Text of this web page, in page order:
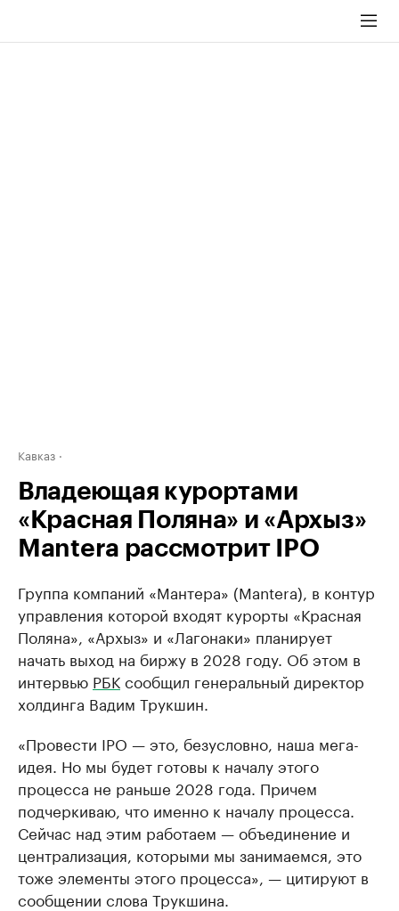
Кавказ
Владеющая курортами
«Красная Поляна» и «Архыз»
Mantera рассмотрит IPO
Группа компаний «Мантера» (Mantera), в контур
управления которой входят курорты «Красная
Поляна», «Архыз» и «Лагонаки» планирует
начать выход на биржу в 2028 году. Об этом в
интервью РБКсообщил генеральный директор
холдинга Вадим Трукшин.
«Провести IPO — это, безусловно, наша мега-
идея. Но мы будет готовы к началу этого
процесса не раньше 2028 года. Причем
подчеркиваю, что именно к началу процесса.
Сейчас над этим работаем — объединение и
централизация, которыми мы занимаемся, это
тоже элементы этого процесса», — цитируют в
сообщении слова Трукшина.